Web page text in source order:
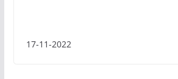
17-11-2022